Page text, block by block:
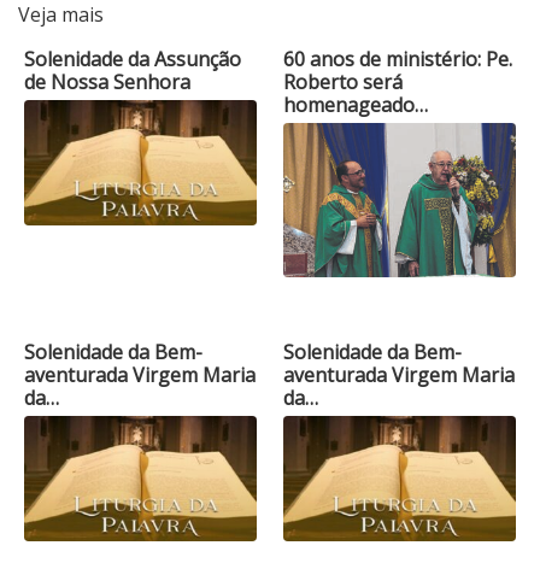
Veja mais
Solenidade da Assunção
de Nossa Senhora
60 anos de ministério: Pe.
Roberto será
homenageado…
Solenidade da Bem-
aventurada Virgem Maria
da…
Solenidade da Bem-
aventurada Virgem Maria
da…